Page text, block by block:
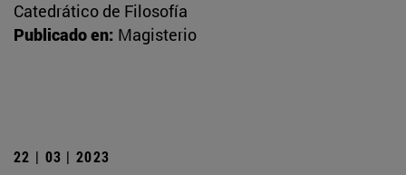
Catedrático de Filosofía
Publicado en: Magisterio
22 | 03 | 2023